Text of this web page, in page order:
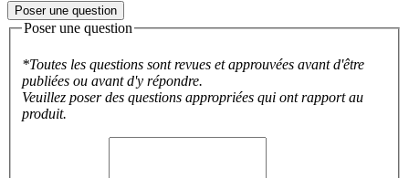
Poser une question
Poser une question
*Toutes les questions sont revues et approuvées avant d'être
publiées ou avant d'y répondre.
Veuillez poser des questions appropriées qui ont rapport au
produit.